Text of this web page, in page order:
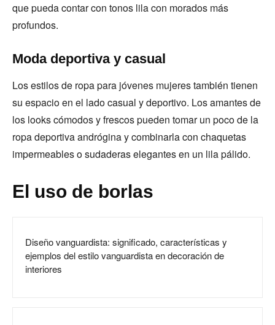
que pueda contar con tonos lila con morados más
profundos.
Moda deportiva y casual
Los estilos de ropa para jóvenes mujeres también tienen
su espacio en el lado casual y deportivo. Los amantes de
los looks cómodos y frescos pueden tomar un poco de la
ropa deportiva andrógina y combinarla con chaquetas
impermeables o sudaderas elegantes en un lila pálido.
El uso de borlas
Diseño vanguardista: significado, características y
ejemplos del estilo vanguardista en decoración de
interiores